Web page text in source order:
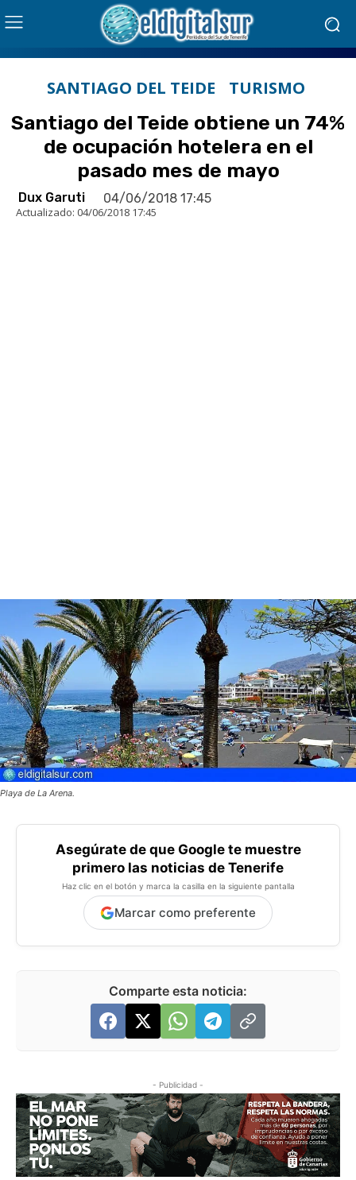
SANTIAGO DEL TEIDE TURISMO
Santiago del Teide obtiene un 74%
de ocupación hotelera en el
pasado mes de mayo
Dux Garuti 04/06/2018 17:45
Actualizado: 04/06/2018 17:45
Playa de La Arena.
Asegúrate de que Google te muestre
primero las noticias de Tenerife
Haz clic en el botón y marca la casilla en la siguiente pantalla
Marcar como preferente
Comparte esta noticia:
- Publicidad -